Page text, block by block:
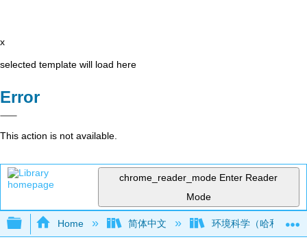
x
selected template will load here
Error
This action is not available.
chrome_reader_mode Enter Reader
Mode
Expand/collapse global hierarchy
Home 简体中文 环境科学（哈和施莱